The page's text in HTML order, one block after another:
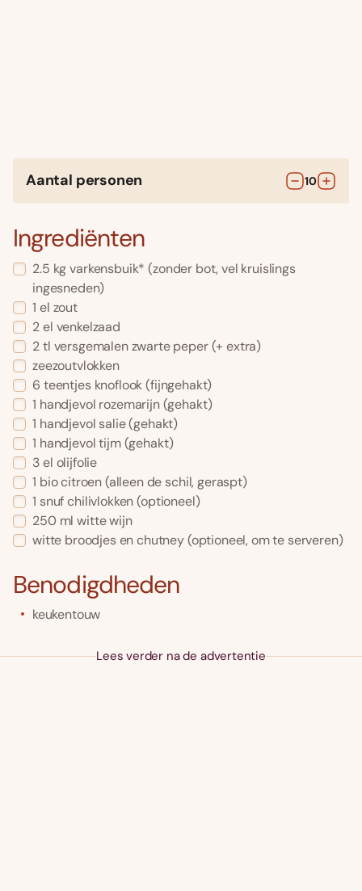
Aantal personen 10
Ingrediënten
2.5 kg varkensbuik* (zonder bot, vel kruislings
ingesneden)
1 el zout
2el venkelzaad
2tl versgemalen zwarte peper(+ extra)
zeezoutvlokken
6 teentjes knoflook(fijngehakt)
1 handjevol rozemarijn(gehakt)
1 handjevol salie(gehakt)
1 handjevol tijm(gehakt)
3el olijfolie
1 bio citroen(alleen de schil, geraspt)
1 snuf chilivlokken(optioneel)
250 ml witte wijn
witte broodjes en chutney(optioneel, om te serveren)
Benodigdheden
keukentouw
Lees verder na de advertentie